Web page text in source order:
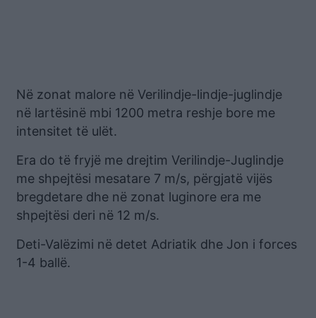
Në zonat malore në Verilindje-lindje-juglindje
në lartësinë mbi 1200 metra reshje bore me
intensitet të ulët.
Era do të fryjë me drejtim Verilindje-Juglindje
me shpejtësi mesatare 7 m/s, përgjatë vijës
bregdetare dhe në zonat luginore era me
shpejtësi deri në 12 m/s.
Deti-Valëzimi në detet Adriatik dhe Jon i forces
1-4 ballë.